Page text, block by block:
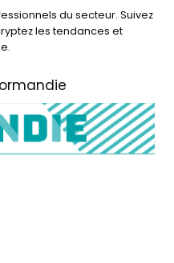
du secteur. Suivez
les tendances et